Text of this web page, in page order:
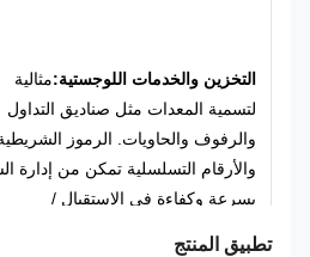
التخزين والخدمات اللوجستية:مثالية
لتسمية المعدات مثل صناديق التداول
والرفوف والحاويات. الرموز الشريطية
والأرقام التسلسلية تمكن من إدارة السلع
بسرعة وكفاءة في الاستقبال /
تطبيق المنتج